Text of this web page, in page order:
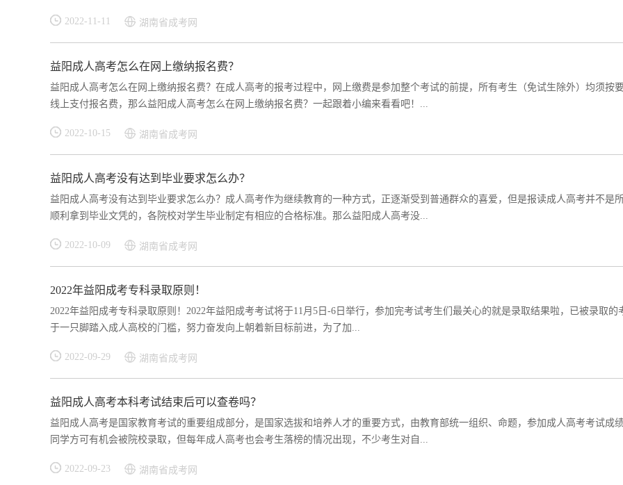
2022-11-11 湖南省成考网
益阳成人高考怎么在网上缴纳报名费？
益阳成人高考怎么在网上缴纳报名费？在成人高考的报考过程中，网上缴费是参加整个考试的前提，所有考生（免试生除外）均须按
线上支付报名费，那么益阳成人高考怎么在网上缴纳报名费？一起跟着小编来看看吧！...
2022-10-15 湖南省成考网
益阳成人高考没有达到毕业要求怎么办？
益阳成人高考没有达到毕业要求怎么办？成人高考作为继续教育的一种方式，正逐渐受到普通群众的喜爱，但是报读成人高考并不是
顺利拿到毕业文凭的，各院校对学生毕业制定有相应的合格标准。那么益阳成人高考没...
2022-10-09 湖南省成考网
2022年益阳成考专科录取原则！
2022年益阳成考专科录取原则！2022年益阳成考考试将于11月5日-6日举行，参加完考试考生们最关心的就是录取结果啦，已被录取的
于一只脚踏入成人高校的门槛，努力奋发向上朝着新目标前进，为了加...
2022-09-29 湖南省成考网
益阳成人高考本科考试结束后可以查卷吗？
益阳成人高考是国家教育考试的重要组成部分，是国家选拔和培养人才的重要方式，由教育部统一组织、命题，参加成人高考考试成
同学方可有机会被院校录取，但每年成人高考也会考生落榜的情况出现，不少考生对自...
2022-09-23 湖南省成考网